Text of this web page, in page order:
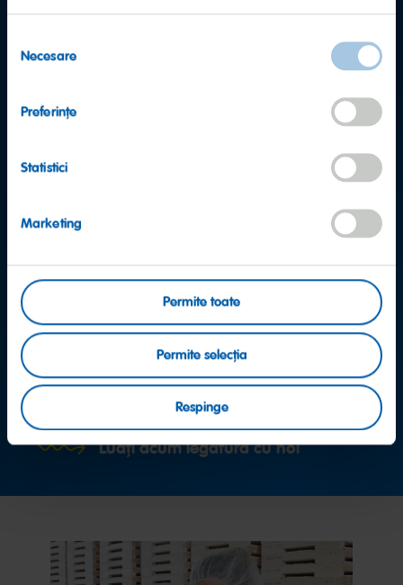
consimțământului
Necesare
Preferinţe
Statistici
Marketing
Permite toate
Permite selecția
Respinge
Mai aveți întrebări?
Echipa de asistență pentru consumatori
HARIBO
Luați acum legătura cu noi